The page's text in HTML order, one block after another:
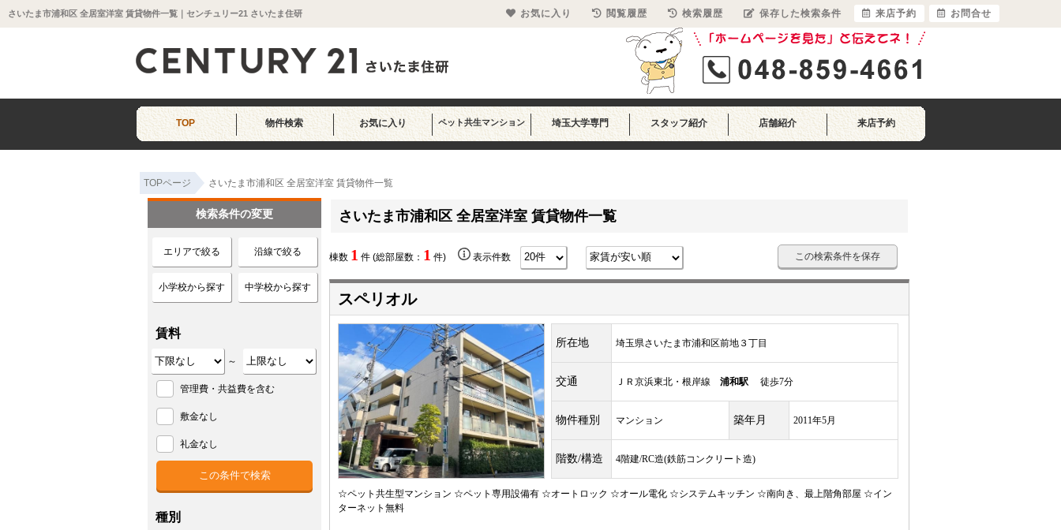
さいたま市浦和区 全居室洋室 賃貸物件一覧｜センチュリー21 さいたま住研
TOP 物件検索 お気に入り ペット共生マンション 埼玉大学専門 スタッフ紹介 店舗紹介 来店予約
TOPページ さいたま市浦和区 全居室洋室 賃貸物件一覧
さいたま市浦和区 全居室洋室 賃貸物件一覧
棟数 1 件 (総部屋数： 1 件) 表示件数 この検索条件を保存
スペリオル
所在地 埼玉県さいたま市浦和区前地３丁目
交通 ＪＲ京浜東北・根岸線 浦和駅 徒歩7分
物件種別 マンション 築年月 2011年5月
階数/構造 4階建/RC造(鉄筋コンクリート造)
☆ペット共生型マンション ☆ペット専用設備有 ☆オートロック ☆オール電化 ☆システムキッチン ☆南向き、最上階角部屋 ☆イン
ターネット無料
検索条件の変更
エリアで絞る 沿線で絞る
小学校から探す 中学校から探す
賃料
～
管理費・共益費を含む
敷金なし
礼金なし
種別
お気に入り 閲覧履歴 検索履歴 保存した検索条件 来店予約 お問合せ